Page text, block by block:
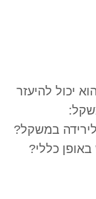
יכול להיעזר
במשקל?
כללי?